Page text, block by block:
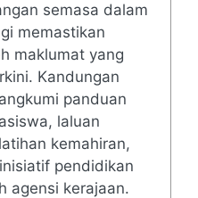
semasa dalam
memastikan
maklumat yang
Kandungan
panduan
laluan
kemahiran,
pendidikan
agensi kerajaan.